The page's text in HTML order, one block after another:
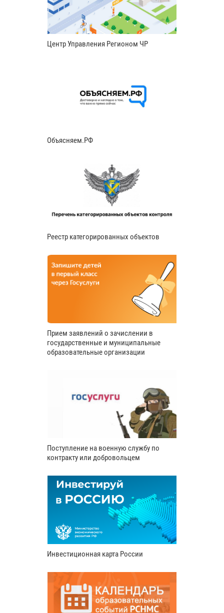
Центр Управления Регионом ЧР
Объясняем.РФ
Реестр категорированных объектов
Прием заявлений о зачислении в
государственные и муниципальные
образовательные организации
Поступление на военную службу по
контракту или добровольцем
Инвестиционная карта России